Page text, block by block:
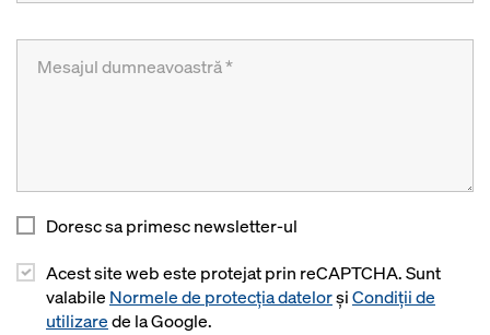
Doresc sa primesc newsletter-ul
Acest site web este protejat prin reCAPTCHA. Sunt
valabile Normele de protecția datelorșiCondiții de
utilizarede la Google.